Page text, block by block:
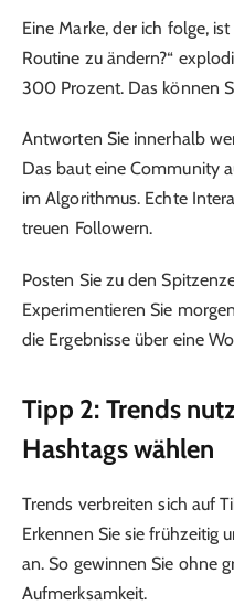
Eine Marke, der ich folge,
Routine zu ändern?“
300 Prozent. Das können
Antworten Sie innerhalb
Das baut eine Community
im Algorithmus. Echte
treuen Followern.
Posten Sie zu den
Experimentieren Sie
die Ergebnisse über eine
Tipp 2: Trends
Hashtags wählen
Trends verbreiten sich auf
Erkennen Sie sie frühzeitig
an. So gewinnen Sie ohne
Aufmerksamkeit.